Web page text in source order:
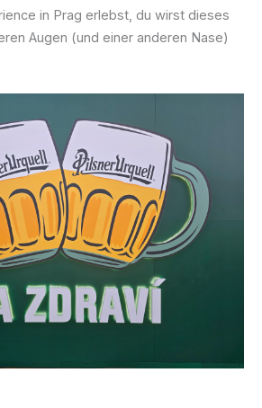
in Prag erlebst, du wirst dieses
Augen (und einer anderen Nase)